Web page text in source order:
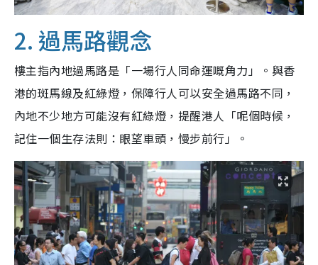
2. 過馬路觀念
樓主指內地過馬路是「一場行人同命運嘅角力」。與香
港的斑馬線及紅綠燈，保障行人可以安全過馬路不同，
內地不少地方可能沒有紅綠燈，提醒港人「呢個時候，
記住一個生存法則：眼望車頭，慢步前行」。